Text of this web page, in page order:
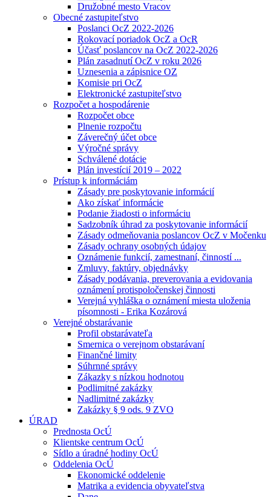
Družobné mesto Vracov
Obecné zastupiteľstvo
Poslanci OcZ 2022-2026
Rokovací poriadok OcZ a OcR
Účasť poslancov na OcZ 2022-2026
Plán zasadnutí OcZ v roku 2026
Uznesenia a zápisnice OZ
Komisie pri OcZ
Elektronické zastupiteľstvo
Rozpočet a hospodárenie
Rozpočet obce
Plnenie rozpočtu
Záverečný účet obce
Výročné správy
Schválené dotácie
Plán investícií 2019 – 2022
Prístup k informáciám
Zásady pre poskytovanie informácií
Ako získať informácie
Podanie žiadosti o informáciu
Sadzobník úhrad za poskytovanie informácií
Zásady odmeňovania poslancov OcZ v Močenku
Zásady ochrany osobných údajov
Oznámenie funkcií, zamestnaní, činností ...
Zmluvy, faktúry, objednávky
Zásady podávania, preverovania a evidovania
oznámení protispoločenskej činnosti
Verejná vyhláška o oznámení miesta uloženia
písomnosti - Erika Kozárová
Verejné obstarávanie
Profil obstarávateľa
Smernica o verejnom obstarávaní
Finančné limity
Súhrnné správy
Zákazky s nízkou hodnotou
Podlimitné zakázky
Nadlimitné zakázky
Zakázky § 9 ods. 9 ZVO
ÚRAD
Prednosta OcÚ
Klientske centrum OcÚ
Sídlo a úradné hodiny OcÚ
Oddelenia OcÚ
Ekonomické oddelenie
Matrika a evidencia obyvateľstva